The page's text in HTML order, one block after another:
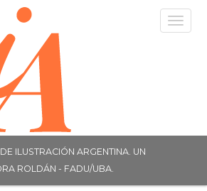
ILUSTRACIÓN ARGENTINA. UN
ROLDÁN - FADU/UBA.